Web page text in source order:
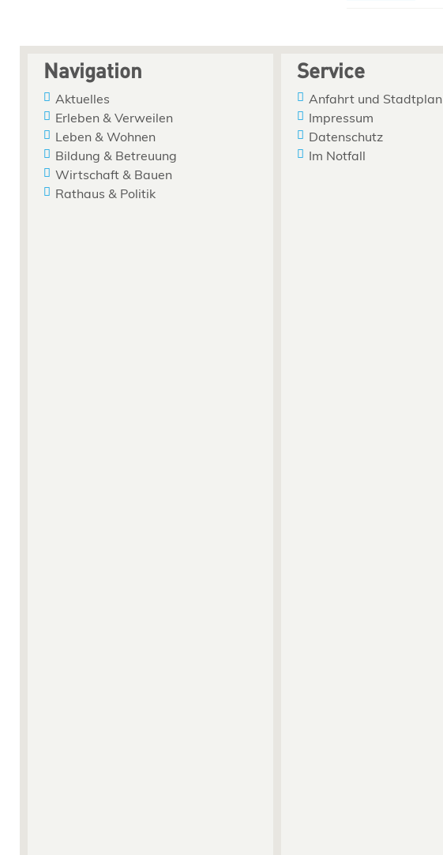
Navigation
Aktuelles
Erleben & Verweilen
Leben & Wohnen
Bildung & Betreuung
Wirtschaft & Bauen
Rathaus & Politik
Service
Anfahrt und Stadtplan
Impressum
Datenschutz
Im Notfall